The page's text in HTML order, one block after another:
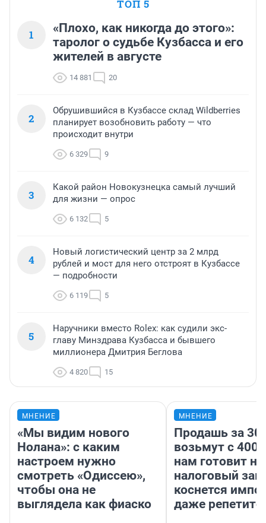
ТОП 5
1
«Плохо, как никогда до этого»:
таролог о судьбе Кузбасса и его
жителей в августе
14 881 20
2
Обрушившийся в Кузбассе склад Wildberries
планирует возобновить работу — что
происходит внутри
6 329 9
3
Какой район Новокузнецка самый лучший
для жизни — опрос
6 132 5
4
Новый логистический центр за 2 млрд
рублей и мост для него отстроят в Кузбассе
— подробности
6 119 5
5
Наручники вместо Rolex: как судили экс-
главу Минздрава Кузбасса и бывшего
миллионера Дмитрия Беглова
4 820 15
МНЕНИЕ
«Мы видим нового
Нолана»: с каким
настроем нужно
смотреть «Одиссею»,
чтобы она не
выглядела как фиаско
МНЕНИЕ
Продашь за
возьмут с
нам готовит
налоговый
коснется
даже